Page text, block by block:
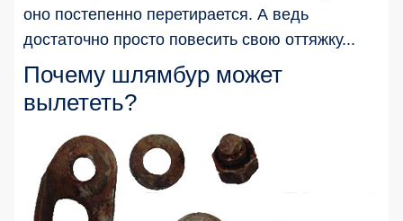
оно постепенно перетирается. А ведь
достаточно просто повесить свою оттяжку...
Почему шлямбур может
вылететь?